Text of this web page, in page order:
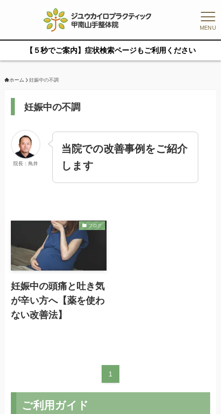
MENU
【５秒でご案内】症状検索ページもご利用ください
ホーム 妊娠中の不調
妊娠中の不調
院長：鳥井
当院での改善事例をご紹介
します
ブログ
妊娠中の頭痛と吐き気
が辛い方へ【薬を使わ
ない改善法】
1
ご利用ガイド